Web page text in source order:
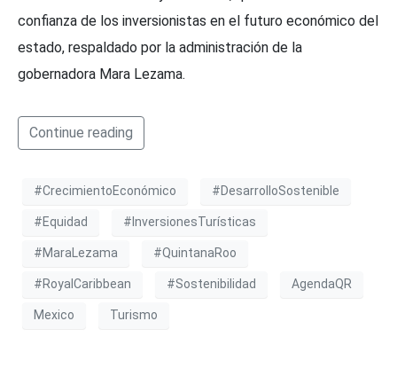
confianza de los inversionistas en el futuro económico del
estado, respaldado por la administración de la
gobernadora Mara Lezama.
Continue reading
#CrecimientoEconómico #DesarrolloSostenible
#Equidad #InversionesTurísticas
#MaraLezama #QuintanaRoo
#RoyalCaribbean #Sostenibilidad AgendaQR
Mexico Turismo